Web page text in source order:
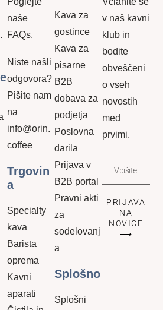
naše
FAQs.
Niste našli
odgovora?
Pišite nam
na
info@orin.
coffee
Trgovin
A
Specialty
kava
Barista
oprema
Kavni
aparati
Kava za
gostince
Kava za
pisarne
B2B
dobava za
podjetja
Poslovna
darila
Prijava v
B2B portal
Pravni akti
za
sodelovanj
a
Splošno
Splošni
v naš kavni
klub in
bodite
obveščeni
o vseh
novostih
med
prvimi.
PRIJAVA
NA
NOVICE
⟶